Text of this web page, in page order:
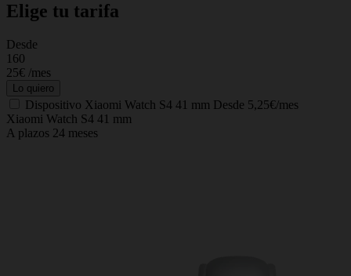
Elige tu tarifa
Desde
160
25€ /mes
Lo quiero
Dispositivo Xiaomi Watch S4 41 mm Desde 5,25€/mes
Xiaomi Watch S4 41 mm
A plazos 24 meses